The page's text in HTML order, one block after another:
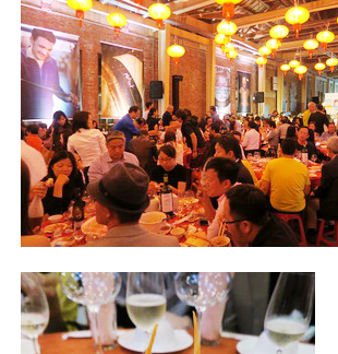
關於Yilan
個人著作
活動實況記錄
媒體報導一覽
合作與代言
訂閱電子報